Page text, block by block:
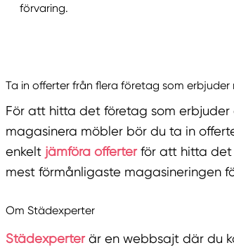
förvaring.
Ta in offerter från flera företag som
För att hitta det företag som
magasinera möbler bör du ta in
enkelt jämföra offerterför att hitta det
mest förmånligaste magasineringen
Om Städexperter
Städexperterär en webbsajt där du